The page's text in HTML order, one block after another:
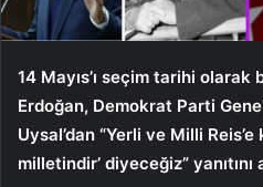
14 Mayıs’ı seçim tarihi
Erdoğan, Demokrat Parti
Uysal’dan “Yerli ve Milli Reis’e
milletindir’ diyeceğiz” yanıtını